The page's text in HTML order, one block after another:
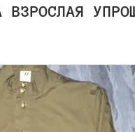
ВЗРОСЛАЯ